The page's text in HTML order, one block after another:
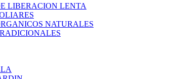
LIBERACION LENTA
NATURALES